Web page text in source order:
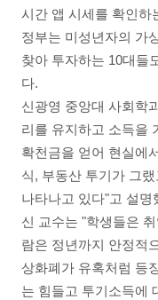
시간 앱 시세를 확인하
정부는 미성년자의 가
찾아 투자하는 10대들
다.
신광영 중앙대 사회학
리를 유지하고 소득을
확천금을 얻어 현실에
식, 부동산 투기가 그
나타나고 있다"고 설명
신 교수는 "학생들은
람은 정년까지 안정적
상화폐가 유혹처럼 등
는 힘들고 투기소득에